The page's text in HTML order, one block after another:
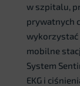
w szpitalu,
prywatnych
mobilne
System
EKG i